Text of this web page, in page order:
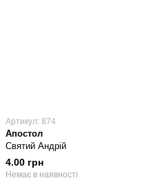
Артикул: 874
Апостол
Святий Андрій
4.00 грн
Немає в наявності